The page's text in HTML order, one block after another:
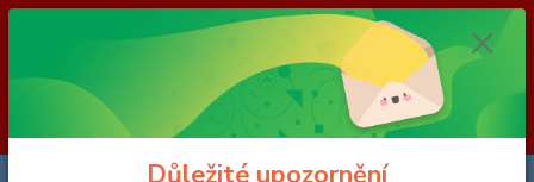
Vážení zákazníci, v termínu od 8. 8. 2026 do 23. 8. 2026 nebude z
důvodu čerpání dovolené probíhat expedice objednávek a bude omezen
provoz e-shopu HRACKYNABYTEK.CZ. Objednávky přijaté, nebo
uhrazené do čtvrtka 6. 8. 2026 budou expedovány v pátek 7. 8. 2026.
Objednávky přijaté, nebo uhrazené od pátku 7. 8. 2026 do neděle 23. 8.
2026 budou postupně expedovány od pondělí 24. 8. 2026. Děkujeme za
pochopení HRACKYNABYTEK.CZ
Důležité upozornění